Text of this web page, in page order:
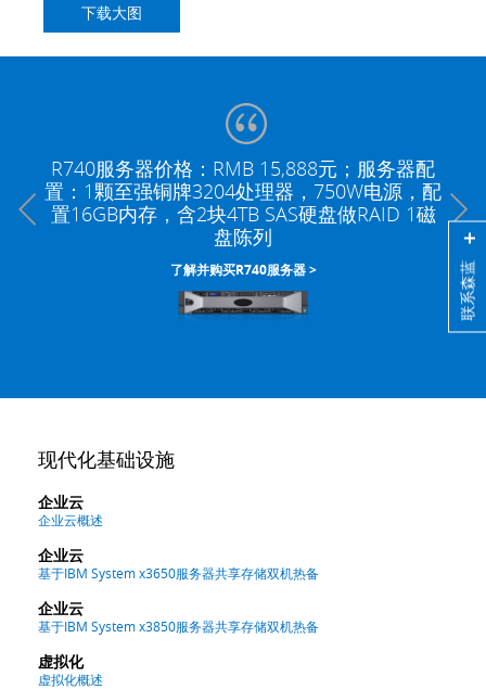
联系森蓝
下载大图
R740服务器价格：RMB 15,888元；服务器配
置：1颗至强铜牌3204处理器，750W电源，配
置16GB内存，含2块4TB SAS硬盘做RAID 1磁
盘陈列
了解并购买R740服务器 >
Microsoft SQL Server 2016数据库软件
现代化基础设施
企业云
企业云概述
企业云
基于IBM System x3650服务器共享存储双机热备
企业云
基于IBM System x3850服务器共享存储双机热备
虚拟化
虚拟化概述